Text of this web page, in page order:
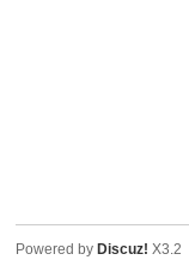
Powered by Discuz! X3.2